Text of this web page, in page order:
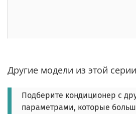
Другие модели из этой
Подберите кондиционер с
параметрами, которые